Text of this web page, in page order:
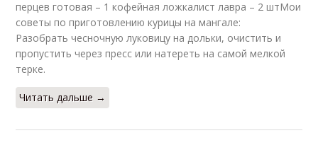
перцев готовая – 1 кофейная ложкалист лавра – 2 штМои
советы по приготовлению курицы на мангале:
Разобрать чесночную луковицу на дольки, очистить и
пропустить через пресс или натереть на самой мелкой
терке.
Читать дальше →